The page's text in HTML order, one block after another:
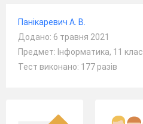
Панікаревич А. В.
Додано: 6 травня 2021
Предмет: Інформатика, 11 клас
Тест виконано: 177 разів